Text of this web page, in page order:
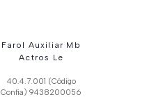
Farol Auxiliar Mb
Actros Le
40.4.7.001 (Código
Confia) 9438200056